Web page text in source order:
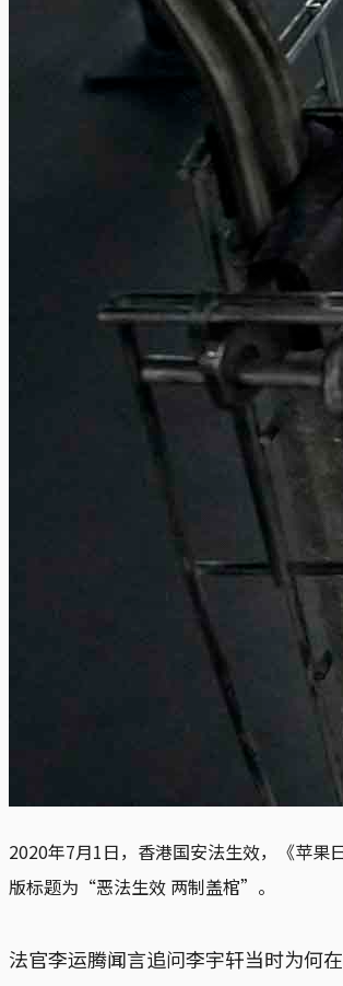
2020年7月1日，香港国安法生效，《苹果
版标题为“恶法生效 两制盖棺”。
法官李运腾闻言追问李宇轩当时为何